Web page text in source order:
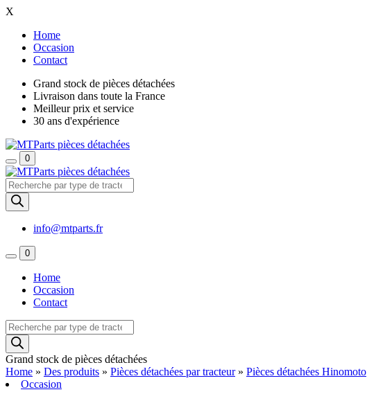
X
Home
Occasion
Contact
Grand stock de pièces détachées
Livraison dans toute la France
Meilleur prix et service
30 ans d'expérience
0
Recherche
de
produits
info@mtparts.fr
0
Home
Occasion
Contact
Recherche
de
produits
Grand stock de pièces détachées
Home » Des produits » Pièces détachées par tracteur» Pièces détachées Hinomoto
Occasion